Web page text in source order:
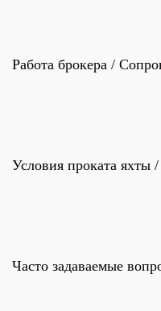
Работа брокера /
Условия проката яхты
Часто задаваемые